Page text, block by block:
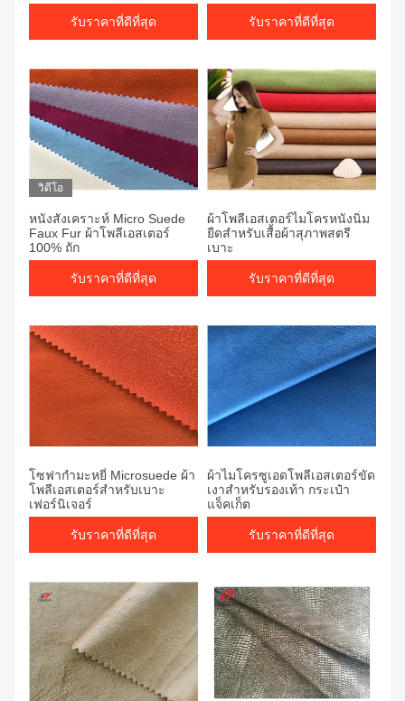
รับราคาที่ดีที่สุด รับราคาที่ดีที่สุด
วิดีโอ
หนังสังเคราะห์ Micro Suede
Faux Fur ผ้าโพลีเอสเตอร์
100% ถัก
รับราคาที่ดีที่สุด
ผ้าโพลีเอสเตอร์ไมโครหนังนิ่ม
ยืดสำหรับเสื้อผ้าสุภาพสตรี
เบาะ
รับราคาที่ดีที่สุด
โซฟากำมะหยี่ Microsuede ผ้า
โพลีเอสเตอร์สำหรับเบาะ
เฟอร์นิเจอร์
รับราคาที่ดีที่สุด
ผ้าไมโครซูเอดโพลีเอสเตอร์ขัด
เงาสำหรับรองเท้า กระเป๋า
แจ็คเก็ต
รับราคาที่ดีที่สุด